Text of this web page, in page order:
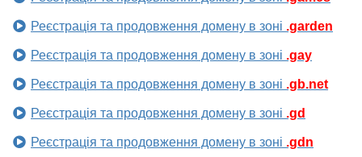
Реєстрація та продовження домену в зоні .garden
Реєстрація та продовження домену в зоні .gay
Реєстрація та продовження домену в зоні .gb.net
Реєстрація та продовження домену в зоні .gd
Реєстрація та продовження домену в зоні .gdn